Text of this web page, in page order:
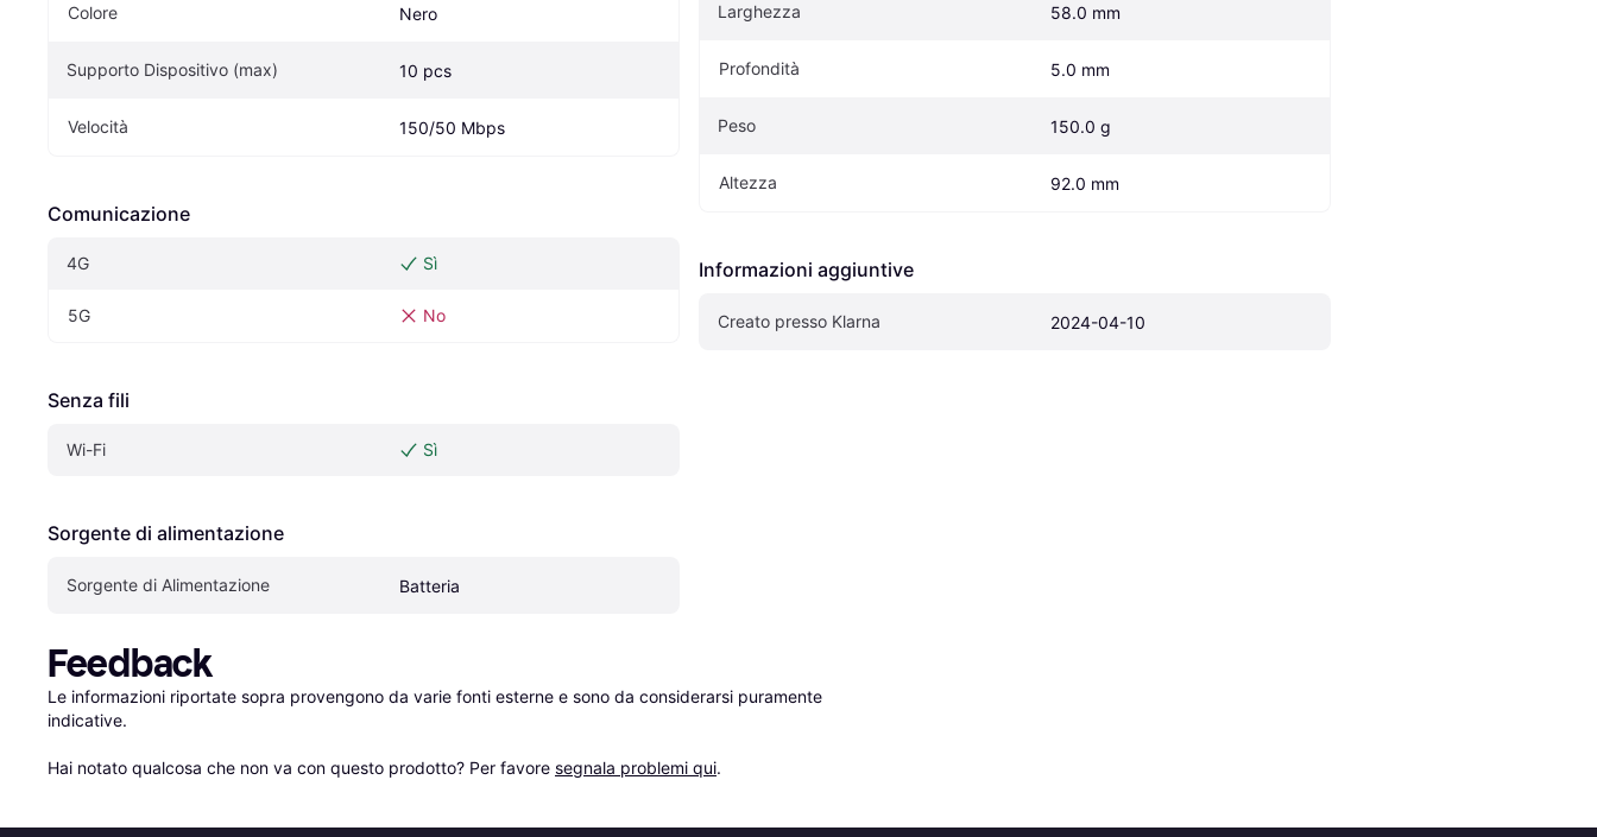
Colore Nero
Supporto Dispositivo (max) 10 pcs
Velocità 150/50 Mbps
Comunicazione
4G Sì
5G No
Senza fili
Wi-Fi Sì
Sorgente di alimentazione
Sorgente di Alimentazione Batteria
Larghezza 58.0 mm
Profondità 5.0 mm
Peso 150.0 g
Altezza 92.0 mm
Informazioni aggiuntive
Creato presso Klarna 2024-04-10
Feedback
Le informazioni riportate sopra provengono da varie fonti esterne e sono da considerarsi puramente
indicative.
Hai notato qualcosa che non va con questo prodotto? Per favore segnala problemi qui.